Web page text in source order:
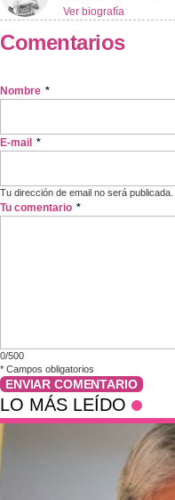
Ver biografía
Comentarios
Nombre *
E-mail *
Tu dirección de email no será publicada.
Tu comentario *
0/500
* Campos obligatorios
ENVIAR COMENTARIO
LO MÁS LEÍDO